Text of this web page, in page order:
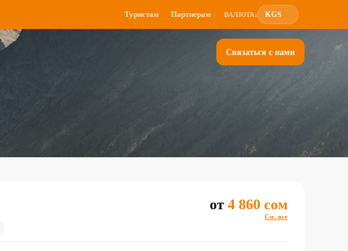
Туристам Партнерам ВАЛЮТА: KGS
Связаться с нами
от 4 860 сом
См. все